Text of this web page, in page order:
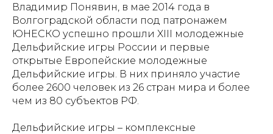
Владимир Понявин, в мае 2014 года в
Волгоградской области под патронажем
ЮНЕСКО успешно прошли XIII молодежные
Дельфийские игры России и первые
открытые Европейские молодежные
Дельфийские игры. В них приняло участие
более 2600 человек из 26 стран мира и более
чем из 80 субъектов РФ.
Дельфийские игры – комплексные